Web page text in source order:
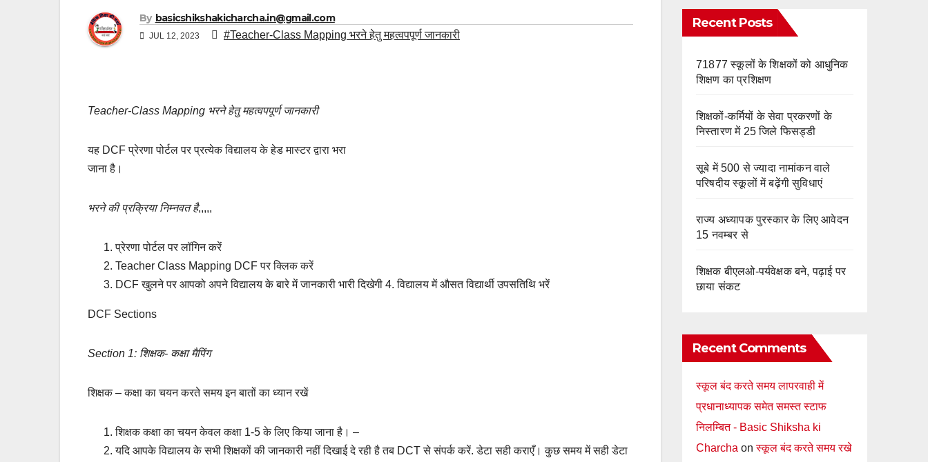
By basicshikshakicharcha.in@gmail.com
JUL 12, 2023 #Teacher-Class Mapping भरने हेतु महत्वपपूर्ण जानकारी
Teacher-Class Mapping भरने हेतु महत्वपपूर्ण जानकारी
यह DCF प्रेरणा पोर्टल पर प्रत्येक विद्यालय के हेड मास्टर द्वारा भरा
जाना है।
भरने की प्रक्रिया निम्नवत है,,,,,
प्रेरणा पोर्टल पर लॉगिन करें
Teacher Class Mapping DCF पर क्लिक करें
DCF खुलने पर आपको अपने विद्यालय के बारे में जानकारी भारी दिखेगी 4. विद्यालय में औसत विद्यार्थी उपसतिथि भरें
DCF Sections
Section 1: शिक्षक- कक्षा मैपिंग
शिक्षक – कक्षा का चयन करते समय इन बातों का ध्यान रखें
शिक्षक कक्षा का चयन केवल कक्षा 1-5 के लिए किया जाना है। –
यदि आपके विद्यालय के सभी शिक्षकों की जानकारी नहीं दिखाई दे रही है तब DCT से संपर्क करें. डेटा सही कराएँ। कुछ समय में सही डेटा
Recent Posts
71877 स्कूलों के शिक्षकों को आधुनिक
शिक्षण का प्रशिक्षण
शिक्षकों-कर्मियों के सेवा प्रकरणों के
निस्तारण में 25 जिले फिसड्डी
सूबे में 500 से ज्यादा नामांकन वाले
परिषदीय स्कूलों में बढ़ेंगी सुविधाएं
राज्य अध्यापक पुरस्कार के लिए आवेदन
15 नवम्बर से
शिक्षक बीएलओ-पर्यवेक्षक बने, पढ़ाई पर
छाया संकट
Recent Comments
स्कूल बंद करते समय लापरवाही में
प्रधानाध्यापक समेत समस्त स्टाफ
निलम्बित - Basic Shiksha ki
Charcha onस्कूल बंद करते समय रखे